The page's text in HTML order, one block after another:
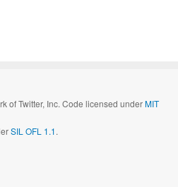
of Twitter, Inc. Code licensed underMIT
SIL OFL 1.1.